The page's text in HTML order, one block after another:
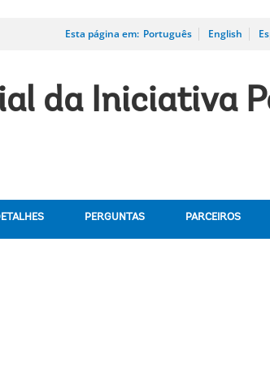
Esta página em: Português English
da Iniciativa
PERGUNTAS PARCEIROS